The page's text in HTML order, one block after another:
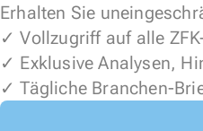
Erhalten Sie
✓ Vollzugriff auf alle
✓ Exklusive Analysen,
✓ Tägliche Branchen-